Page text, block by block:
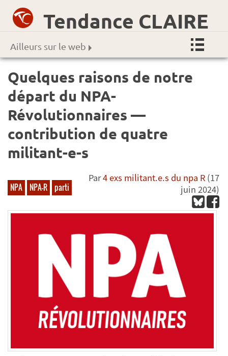
Tendance CLAIRE
Ailleurs sur le web
Quelques raisons de notre
départ du NPA-
Révolutionnaires —
contribution de quatre
militant-e-s
NPA NPA-R parti
Par4 exs militant.e.s du npa R (17
juin 2024)